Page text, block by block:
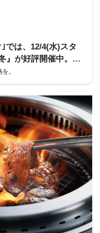
では、12/4(水)スタ
』が好評開催中。
っ子水族館｣とコラ
。